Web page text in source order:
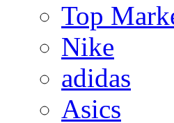
Top
Nike
adidas
Asics